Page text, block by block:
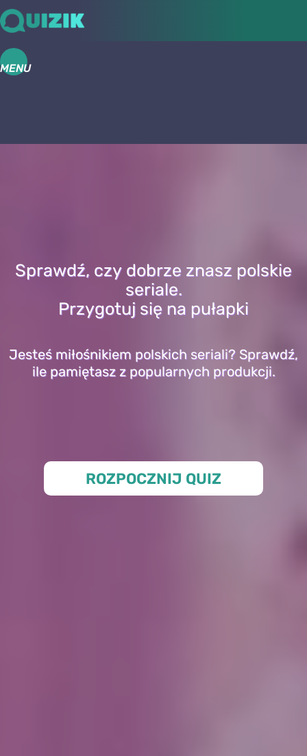
MENU
Sprawdź, czy dobrze znasz polskie
seriale.
Przygotuj się na pułapki
Jesteś miłośnikiem polskich seriali? Sprawdź,
ile pamiętasz z popularnych produkcji.
ROZPOCZNIJ QUIZ